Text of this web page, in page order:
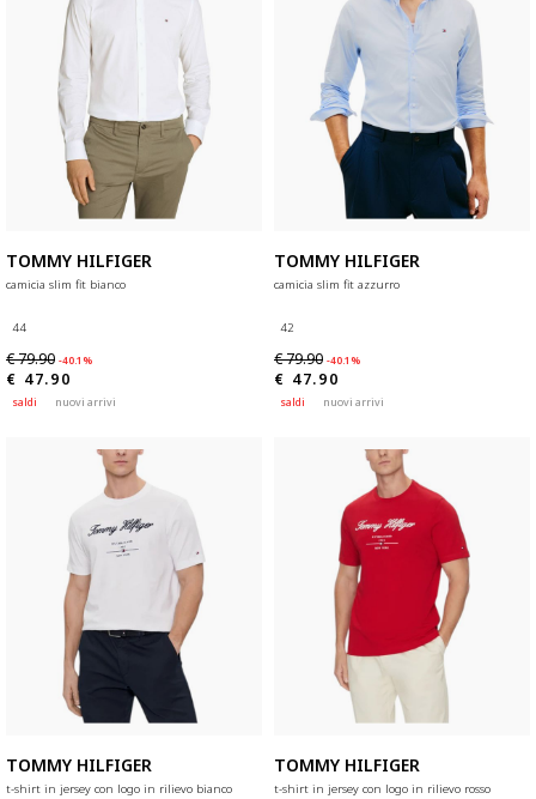
TOMMY HILFIGER
camicia slim fit bianco
44
€ 79.90 -40.1%
€ 47.90
saldi nuovi arrivi
TOMMY HILFIGER
camicia slim fit azzurro
42
€ 79.90 -40.1%
€ 47.90
saldi nuovi arrivi
TOMMY HILFIGER
t-shirt in jersey con logo in rilievo bianco
TOMMY HILFIGER
t-shirt in jersey con logo in rilievo rosso